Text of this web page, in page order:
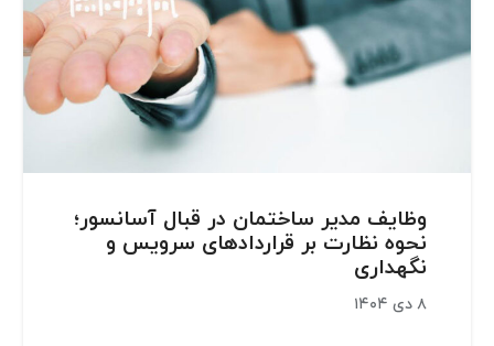
وظایف مدیر ساختمان در قبال آسانسور؛
نحوه نظارت بر قراردادهای سرویس و
نگهداری
۸ دی ۱۴۰۴